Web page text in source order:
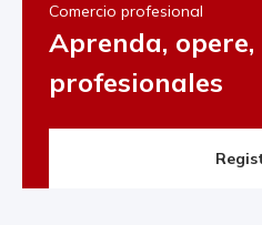
Comercio profesional
Aprenda,
profesionales